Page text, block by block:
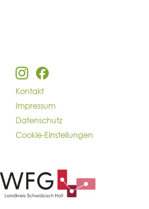
Kontakt
Impressum
Datenschutz
Cookie-Einstellungen